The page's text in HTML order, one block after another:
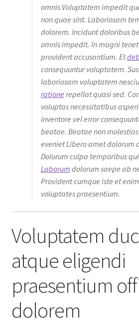
omnis Voluptatem impedit
non quae sint. Laboriosam
dolorem. Incidunt doloribus
omnis impedit. In magni
provident accusantium. Et
consequuntur voluptatem.
laboriosam voluptatem
ratione repellat quasi sed.
voluptas necessitatibus
inventore vel error
beatae. Beatae non
eveniet Libero amet dolorum
Dolorum culpa temporibus
Laborum dolorum saepe ab
Provident cumque iste et
voluptates praesentium.
Voluptatem
atque eligendi
praesentium
dolorem